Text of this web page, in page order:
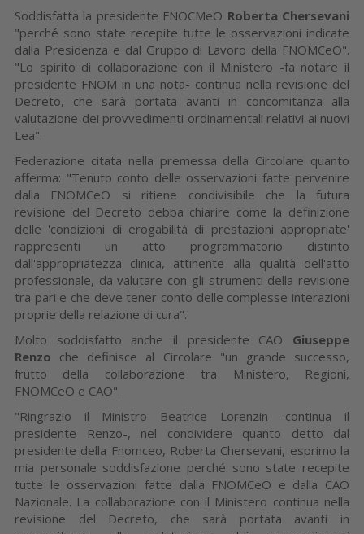
Soddisfatta la presidente FNOCMeO Roberta Chersevani
"perché sono state recepite tutte le osservazioni indicate
dalla Presidenza e dal Gruppo di Lavoro della FNOMCeO".
"Lo spirito di collaborazione con il Ministero -fa notare il
presidente FNOM in una nota- continua nella revisione del
Decreto, che sarà portata avanti in concomitanza alla
valutazione dei provvedimenti ordinamentali relativi ai nuovi
Lea".
Federazione citata nella premessa della Circolare quanto
afferma: "Tenuto conto delle osservazioni fatte pervenire
dalla FNOMCeO si ritiene condivisibile che la futura
revisione del Decreto debba chiarire come la definizione
delle 'condizioni di erogabilità di prestazioni appropriate'
rappresenti un atto programmatorio distinto
dall'appropriatezza clinica, attinente alla qualità dell'atto
professionale, da valutare con gli strumenti della revisione
tra pari e che deve tener conto delle complesse interazioni
proprie della relazione di cura".
Molto soddisfatto anche il presidente CAO Giuseppe
Renzo che definisce al Circolare "un grande successo,
frutto della collaborazione tra Ministero, Regioni,
FNOMCeO e CAO".
"Ringrazio il Ministro Beatrice Lorenzin -continua il
presidente Renzo-, nel condividere quanto detto dal
presidente della Fnomceo, Roberta Chersevani, esprimo la
mia personale soddisfazione perché sono state recepite
tutte le osservazioni fatte dalla FNOMCeO e dalla CAO
Nazionale. La collaborazione con il Ministero continua nella
revisione del Decreto, che sarà portata avanti in